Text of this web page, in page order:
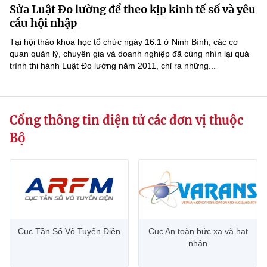
Sở Khoa học và Công nghệ
Chuyển đổi số
Bưu chính, Viễn thông
Năng lượng nguyên tử
Tin địa phương
Văn bản QPPL
Văn bản chỉ đạo điều hành
Lấy ý kiến người dân về dự thảo VBQPPL
MST IOFFICE
THỐNG KÊ
Khoa học và Công nghệ
Đổi mới sáng tạo
Chuyển đổi số
Sở hữu trí tuệ
Multimedia
Khác
Videos
Ảnh
Sửa Luật Đo lường để theo kịp kinh tế số và yêu
cầu hội nhập
Tại hội thảo khoa học tổ chức ngày 16.1 ở Ninh Bình, các cơ
quan quản lý, chuyên gia và doanh nghiệp đã cùng nhìn lại quá
trình thi hành Luật Đo lường năm 2011, chỉ ra những...
Cổng thông tin điện tử các đơn vị thuộc
Bộ
Cục Tần Số Vô Tuyến Điện
Cục An toàn bức xạ và hạt
nhân